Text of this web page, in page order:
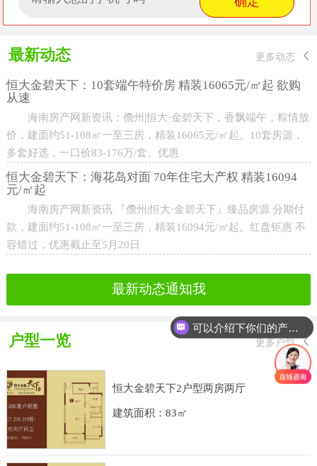
最新动态 更多动态
恒大金碧天下：10套端午特价房 精装16065元/㎡起 欲购
从速
海南房产网新资讯：儋州|恒大·金碧天下，香飘端午，粽情放
价，建面约51-108㎡一至三房，精装16065元/㎡起。10套房源，
多套好选，一口价83-176万/套。优惠
恒大金碧天下：海花岛对面 70年住宅大产权 精装16094
元/㎡起
海南房产网新资讯 『儋州|恒大·金碧天下』臻品房源 分期付
款，建面约51-108㎡一至三房，精装16094元/㎡起。红盘钜惠 不
容错过，优惠截止至5月20日
最新动态通知我
户型一览 更多户型
恒大金碧天下2户型两房两厅
建筑面积：83㎡
可以介绍下你们的产品么